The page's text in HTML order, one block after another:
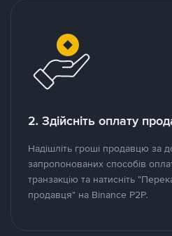
2. Здійсніть оплату
Надішліть гроші продавцю за
запропонованих способів
транзакцію та натисніть
продавця" на Binance P2P.